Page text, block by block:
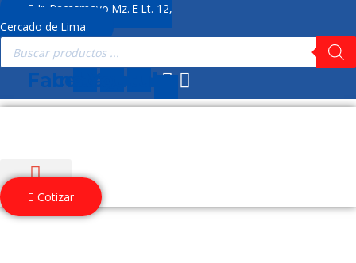
Ir
al
Jr. Pacasmayo Mz. E Lt. 12,
Cercado de Lima
Búsqueda
de
productos
Facebook
Instagram
Youtube
Cotizar